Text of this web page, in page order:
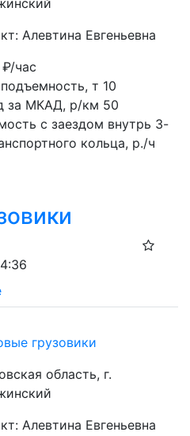
Алевтина Евгеньевна
₽/час
т 10
за МКАД, р/км 50
с заездом внутрь 3-
кольца, р./ч
грузовики
область, г.
Алевтина Евгеньевна